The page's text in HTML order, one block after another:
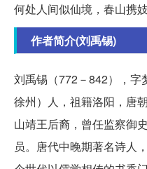
何处人间似仙境，春山携妓
作者简介(刘禹锡)
刘禹锡（772－842），字
徐州）人，祖籍洛阳，唐
山靖王后裔，曾任监察御
员。唐代中晚期著名诗人